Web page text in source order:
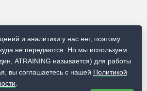
Карманова
Учебный центр Advanced Training
и аналитики у нас нет, поэтому
не передаются. Но мы используем
ATRAINING называется) для работы
вы соглашаетесь с нашей Политикой